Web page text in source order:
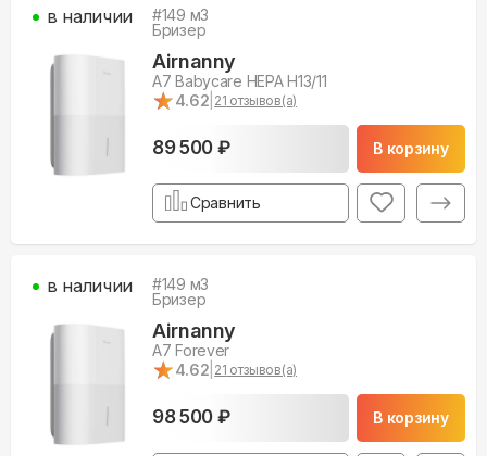
#149 м3
Бризер
Airnanny
A7 Babycare HEPA H13/11
★
★4.62 21 отзывов(а)
89 500 ₽ В корзину
в наличии
Сравнить
#149 м3
Бризер
Airnanny
A7 Forever
★
★4.62 21 отзывов(а)
98 500 ₽ В корзину
в наличии